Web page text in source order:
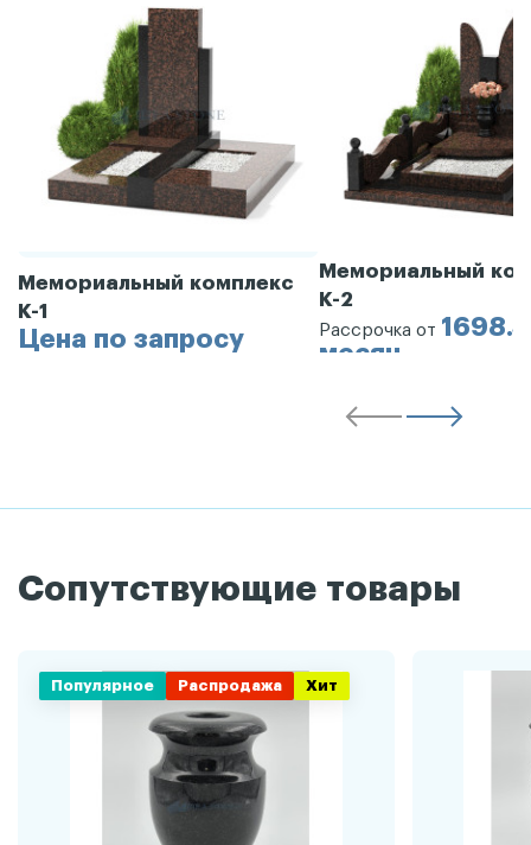
Мемориальный комплекс
К-1
Цена по запросу
Мемориальный
К-2
Рассрочка от
месяц
Сопутствующие товары
Популярное Распродажа Хит